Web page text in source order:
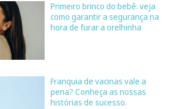
Primeiro brinco do bebê: veja
como garantir a segurança na
hora de furar a orelhinha
Franquia de vacinas vale a
pena? Conheça as nossas
histórias de sucesso.